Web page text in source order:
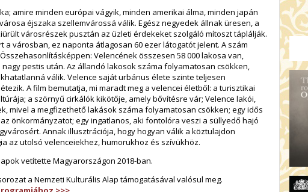
amire minden európai vágyik, minden amerikai álma, minden japán
éjszaka szellemvárossá válik. Egész negyedek állnak üresen, a
városrészek pusztán az üzleti érdekeket szolgáló mítoszt táplálják.
a városban, ez naponta átlagosan 60 ezer látogatót jelent. A szám
Velencének összesen 58 000 lakosa van,
nagy pestis után. Az állandó lakosok száma folyamatosan csökken,
válik. Velence saját urbánus élete szinte teljesen
A film bemutatja, mi maradt meg a velencei életből: a turisztikai
a szörnyű cirkálók kikötője, amely bővítésre vár; Velence lakói,
mivel a megfizethető lakások száma folyamatosan csökken; egy idős
önkormányzatot; egy ingatlanos, aki fontolóra veszi a süllyedő hajó
Annak illusztrációja, hogy hogyan válik a köztulajdon
az utolsó velenceiekhez, humorukhoz és szívükhöz.
vetítette Magyarországon 2018-ban.
a Nemzeti Kulturális Alap támogatásával valósul meg.